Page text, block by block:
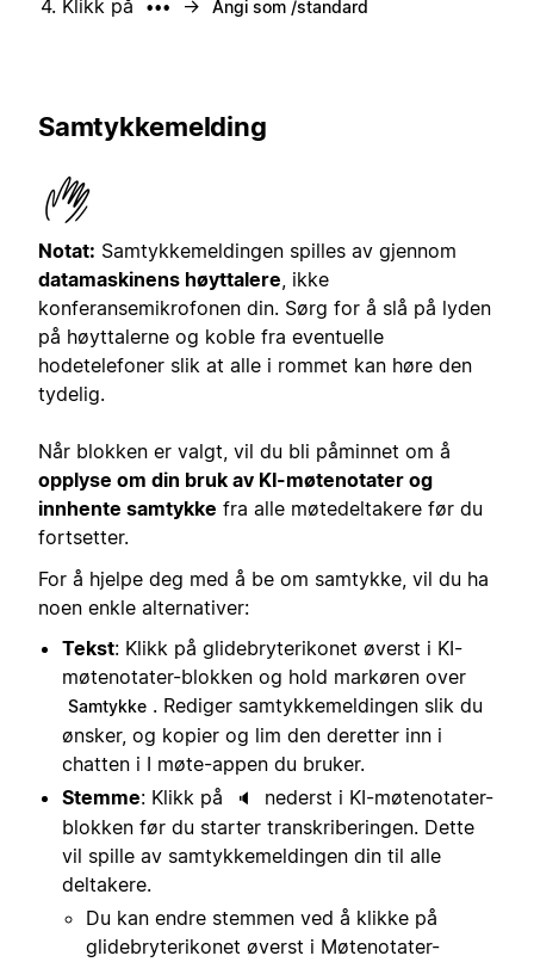
Klikk på ••• → Angi som /standard
Samtykkemelding
Notat: Samtykkemeldingen spilles av gjennom
datamaskinens høyttalere, ikke
konferansemikrofonen din. Sørg for å slå på lyden
på høyttalerne og koble fra eventuelle
hodetelefoner slik at alle i rommet kan høre den
tydelig.
Når blokken er valgt, vil du bli påminnet om å
opplyse om din bruk av KI-møtenotater og
innhente samtykke fra alle møtedeltakere før du
fortsetter.
For å hjelpe deg med å be om samtykke, vil du ha
noen enkle alternativer:
Tekst: Klikk på glidebryterikonet øverst i KI-
møtenotater-blokken og hold markøren over
Samtykke . Rediger samtykkemeldingen slik du
ønsker, og kopier og lim den deretter inn i
chatten i I møte-appen du bruker.
Stemme: Klikk på 🔈
nederst i KI-møtenotater-
blokken før du starter transkriberingen. Dette
vil spille av samtykkemeldingen din til alle
deltakere.
Du kan endre stemmen ved å klikke på
glidebryterikonet øverst i Møtenotater-